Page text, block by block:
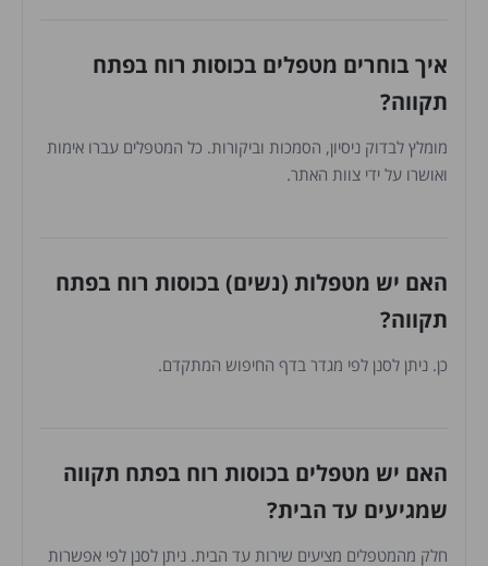
איך בוחרים מטפלים בכוסות רוח בפתח
תקווה?
מומלץ לבדוק ניסיון, הסמכות וביקורות. כל המטפלים עברו אימות
ואושרו על ידי צוות האתר.
האם יש מטפלות (נשים) בכוסות רוח בפתח
תקווה?
כן. ניתן לסנן לפי מגדר בדף החיפוש המתקדם.
האם יש מטפלים בכוסות רוח בפתח תקווה
שמגיעים עד הבית?
חלק מהמטפלים מציעים שירות עד הבית. ניתן לסנן לפי אפשרות